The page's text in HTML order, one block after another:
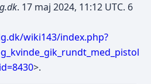
. 17 maj 2024, 11:12 UTC. 6
wiki143/index.php?
>.